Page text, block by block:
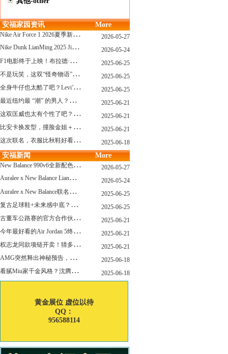
安福家园资讯 More
N
ike Air Force 1 2026夏季新配色惊艳登场！经典鞋型焕发新生！ 2026-05-27
N
ike Dunk LianMing 2025 JingDian XieXing ZaiCi HuiGui 2026-05-24
F
1电影终于上映！布拉德·皮特与汤姆·克鲁斯，时隔31年红毯重逢！ 2025-06-25
不
是玩笑，这双“怪奇物语” x Nike Dunk 本该6年前就发售！ 2025-06-25
全
身牛仔也太酷了吧？Levi’s x Nike 联名三件套来了！ 2025-06-25
最
近纽约最 “潮” 的男人？布拉德·皮特这波时髦变身有点猛 2025-06-21
这
双匡威也太有个性了吧？TOYA HORIUCHI联名登场！ 2025-06-21
比
安卡换发型，撞脸金姐＋朱莉？ 2025-06-21
这
次联名，衣服比秋鞋好看？Nike x Patta 最新系列登场 2025-06-18
安福新闻 More
N
ew Balance 990v6全新配色发布！总统慢跑鞋再续传奇！ 2026-05-27
A
uralee x New Balance LianMing Kuang Re Bu Jian 2026-05-24
A
uralee x New Balance联名新作公布！主角是这双“小Miu Miu”？ 2025-06-25
复
古足球鞋+未来感中底？Mizuno这次有点东西！ 2025-06-25
古
董车公路赛的官方合作伙伴暨官方计时 非凡新作致敬竞速辉煌 2025-06-21
今
年最好看的Air Jordan 5终于公布发售日了！ 2025-06-21
权
志龙同款项链开卖！猜多少钱？ 2025-06-21
A
MG突然释出神秘预告，新电动超跑要来了？ 2025-06-18
看
腻Miu家千金风格？沈腾的Miu系老干部更适合男生朋友！ 2025-06-18
黄金展位 虚位以待
QQ：
956588114